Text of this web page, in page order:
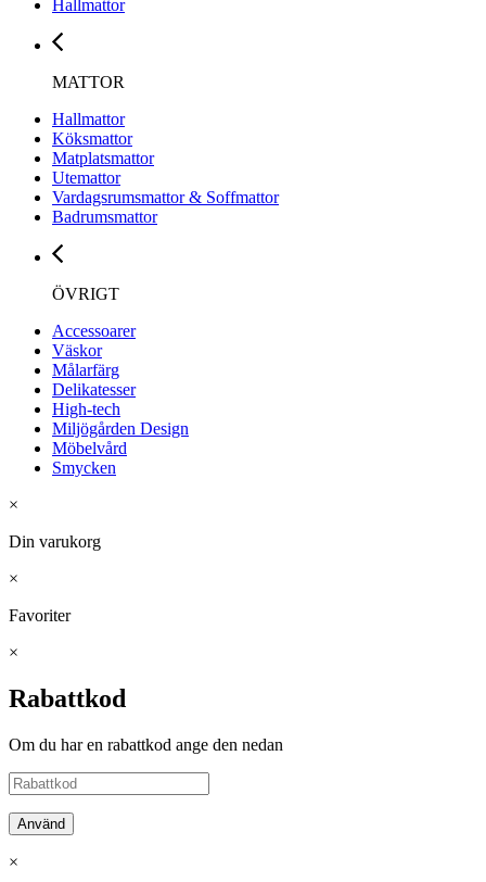
Hallmattor
MATTOR
Hallmattor
Köksmattor
Matplatsmattor
Utemattor
Vardagsrumsmattor & Soffmattor
Badrumsmattor
ÖVRIGT
Accessoarer
Väskor
Målarfärg
Delikatesser
High-tech
Miljögården Design
Möbelvård
Smycken
×
Din varukorg
×
Favoriter
×
Rabattkod
Om du har en rabattkod ange den nedan
Använd
×